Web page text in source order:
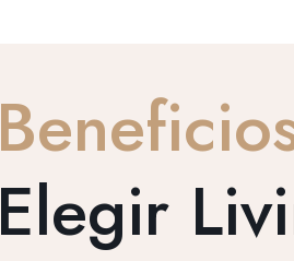
Elegir